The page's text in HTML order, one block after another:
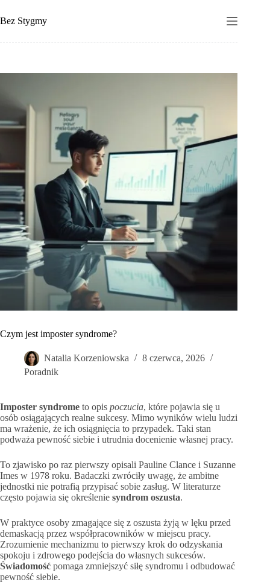
do
treści
Bez Stygmy
Czym jest imposter syndrome?
Natalia Korzeniowska
8 czerwca, 2026
Poradnik
Imposter syndrome to opis poczucia, które pojawia się u
osób osiągających realne sukcesy. Mimo wyników wielu ludzi
ma wrażenie, że ich osiągnięcia to przypadek. Taki stan
podważa pewność siebie i utrudnia docenienie własnej pracy.
To zjawisko po raz pierwszy opisali Pauline Clance i Suzanne
Imes w 1978 roku. Badaczki zwróciły uwagę, że ambitne
jednostki nie potrafią przypisać sobie zasług. W literaturze
często pojawia się określenie syndrom oszusta.
W praktyce osoby zmagające się z oszusta żyją w lęku przed
demaskacją przez współpracowników w miejscu pracy.
Zrozumienie mechanizmu to pierwszy krok do odzyskania
spokoju i zdrowego podejścia do własnych sukcesów.
Świadomość pomaga zmniejszyć siłę syndromu i odbudować
pewność siebie.